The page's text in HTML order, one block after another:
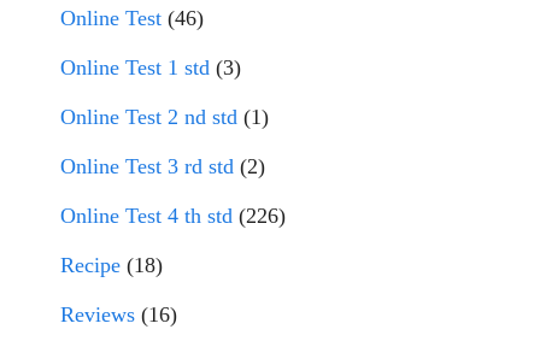
Online Test (46)
Online Test 1 std (3)
Online Test 2 nd std (1)
Online Test 3 rd std (2)
Online Test 4 th std (226)
Recipe (18)
Reviews (16)